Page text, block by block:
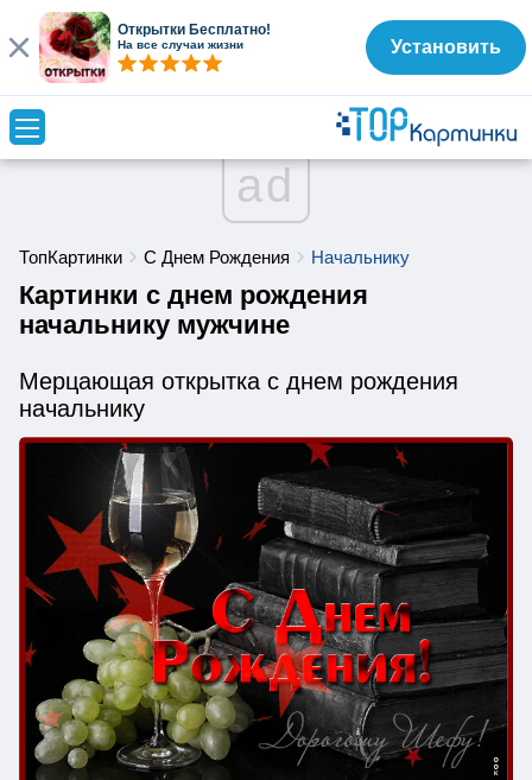
ad
ТопКартинки С Днем Рождения Начальнику
Картинки с днем рождения
начальнику мужчине
Мерцающая открытка с днем рождения
начальнику
Открытки Бесплатно!
На все случаи жизни Установить